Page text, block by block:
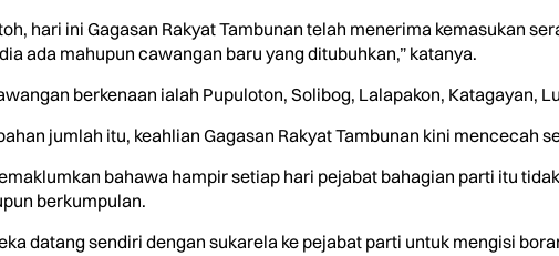
hari ini Gagasan Rakyat Tambunan telah menerima kemasukan
ada mahupun cawangan baru yang ditubuhkan,” katanya.
berkenaan ialah Pupuloton, Solibog, Lalapakon, Katagayan,
jumlah itu, keahlian Gagasan Rakyat Tambunan kini mencecah
bahawa hampir setiap hari pejabat bahagian parti itu
berkumpulan.
datang sendiri dengan sukarela ke pejabat parti untuk mengisi